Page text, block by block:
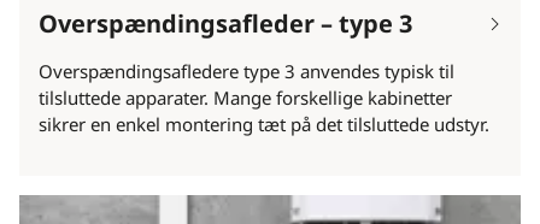
Overspændingsafleder – type 3
Overspændingsafledere type 3 anvendes typisk til
tilsluttede apparater. Mange forskellige kabinetter
sikrer en enkel montering tæt på det tilsluttede udstyr.